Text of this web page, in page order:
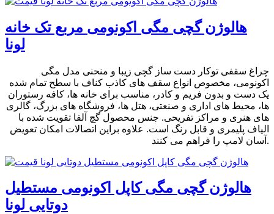
هالوژن گچی مگی اکونومی مربع تک خانه
لونا
چراغ سقفی توکار دست ساز گچی زیبا و منحنی مدل مگی
اکونومی، مخصوص انواع سقف های کاذب کناف با سطح تمام شده
یک دست و بدون فریم و کادر، مناسب برای خانه ها، کافه رستوران
ها، محیط های اداری و صنعتی، هتل ها، فروشگاه های بزرگ، گالری
های هنری و مراکز تفریحی. جنس محصول گچ آلفا تقویت شده با
الیاف پلیمری و قابل رنگ است. علاوه براین اتصالات امکان تعویض
آسان لامپ را فراهم می کنند.
هالوژن گچی مگی کاپل اکونومی مستطیل
دوتایی لونا